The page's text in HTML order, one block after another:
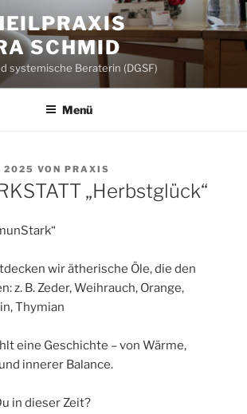
SCHMID
systemische Beraterin (DGSF)
Menü
2025 VON PRAXIS
„Herbstglück“
wir ätherische Öle, die den
z. B. Zeder, Weihrauch, Orange,
Thymian
eine Geschichte – von Wärme,
innerer Balance.
in dieser Zeit?